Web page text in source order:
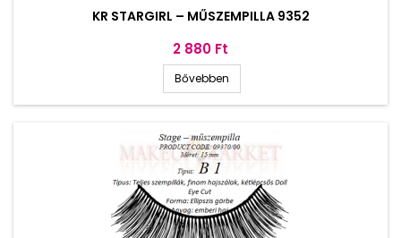
KR STARGIRL – MŰSZEMPILLA 9352
Ár
2 880 Ft
Bővebben